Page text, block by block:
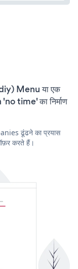
Menu या एक
time' का निर्माण
ढूंढने का प्रयास
करते हैं।